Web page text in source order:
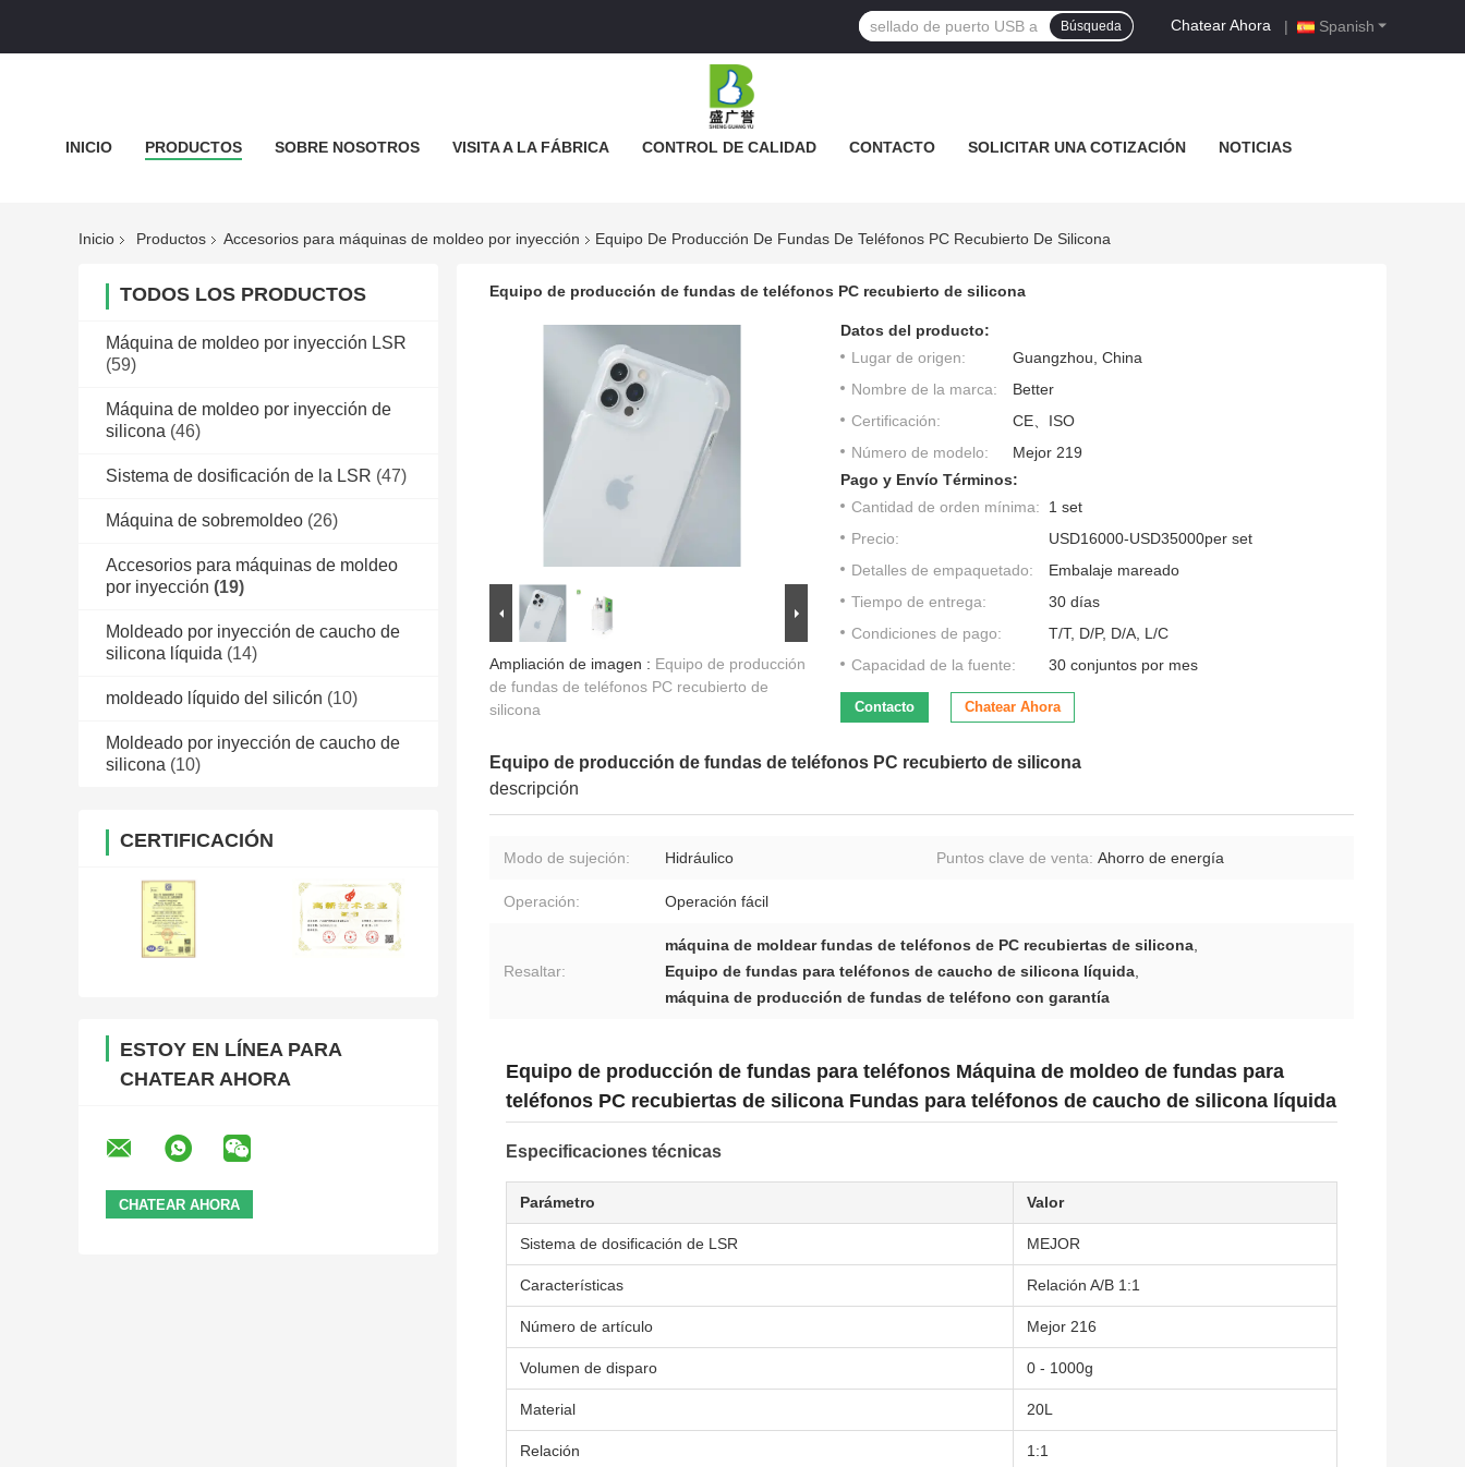
Spanish
Chatear Ahora |
Búsqueda
INICIO PRODUCTOS SOBRE NOSOTROS VISITA A LA FÁBRICA CONTROL DE CALIDAD CONTACTO SOLICITAR UNA COTIZACIÓN NOTICIAS
Inicio Productos Accesorios para máquinas de moldeo por inyección Equipo De Producción De Fundas De Teléfonos PC Recubierto De Silicona
TODOS LOS PRODUCTOS
Máquina de moldeo por inyección LSR
(59)
Máquina de moldeo por inyección de
silicona (46)
Sistema de dosificación de la LSR (47)
Máquina de sobremoldeo (26)
Accesorios para máquinas de moldeo
por inyección (19)
Moldeado por inyección de caucho de
silicona líquida (14)
moldeado líquido del silicón (10)
Moldeado por inyección de caucho de
silicona (10)
CERTIFICACIÓN
ESTOY EN LÍNEA PARA
CHATEAR AHORA
Equipo de producción de fundas de teléfonos PC recubierto de silicona
Ampliación de imagen : Equipo de producción
de fundas de teléfonos PC recubierto de
silicona
Datos del producto:
Lugar de origen:
Guangzhou, China
Nombre de la marca:
Better
Certificación:
CE、ISO
Número de modelo:
Mejor 219
Pago y Envío Términos:
Cantidad de orden mínima:
1 set
Precio:
USD16000-USD35000per set
Detalles de empaquetado:
Embalaje mareado
Tiempo de entrega:
30 días
Condiciones de pago:
T/T, D/P, D/A, L/C
Capacidad de la fuente:
30 conjuntos por mes
Contacto Chatear Ahora
Equipo de producción de fundas de teléfonos PC recubierto de silicona
descripción
Modo de sujeción: Hidráulico Puntos clave de venta: Ahorro de energía
Operación: Operación fácil
Resaltar:
máquina de moldear fundas de teléfonos de PC recubiertas de silicona,
Equipo de fundas para teléfonos de caucho de silicona líquida,
máquina de producción de fundas de teléfono con garantía
Equipo de producción de fundas para teléfonos Máquina de moldeo de fundas para
teléfonos PC recubiertas de silicona Fundas para teléfonos de caucho de silicona líquida
Especificaciones técnicas
Parámetro Valor
Sistema de dosificación de LSR MEJOR
Características Relación A/B 1:1
Número de artículo Mejor 216
Volumen de disparo 0 - 1000g
Material 20L
Relación 1:1